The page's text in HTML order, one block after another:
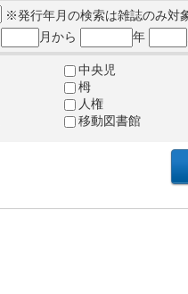
※発行年月の検索は雑誌のみ対
月から 年
中央児
栂
人権
移動図書館